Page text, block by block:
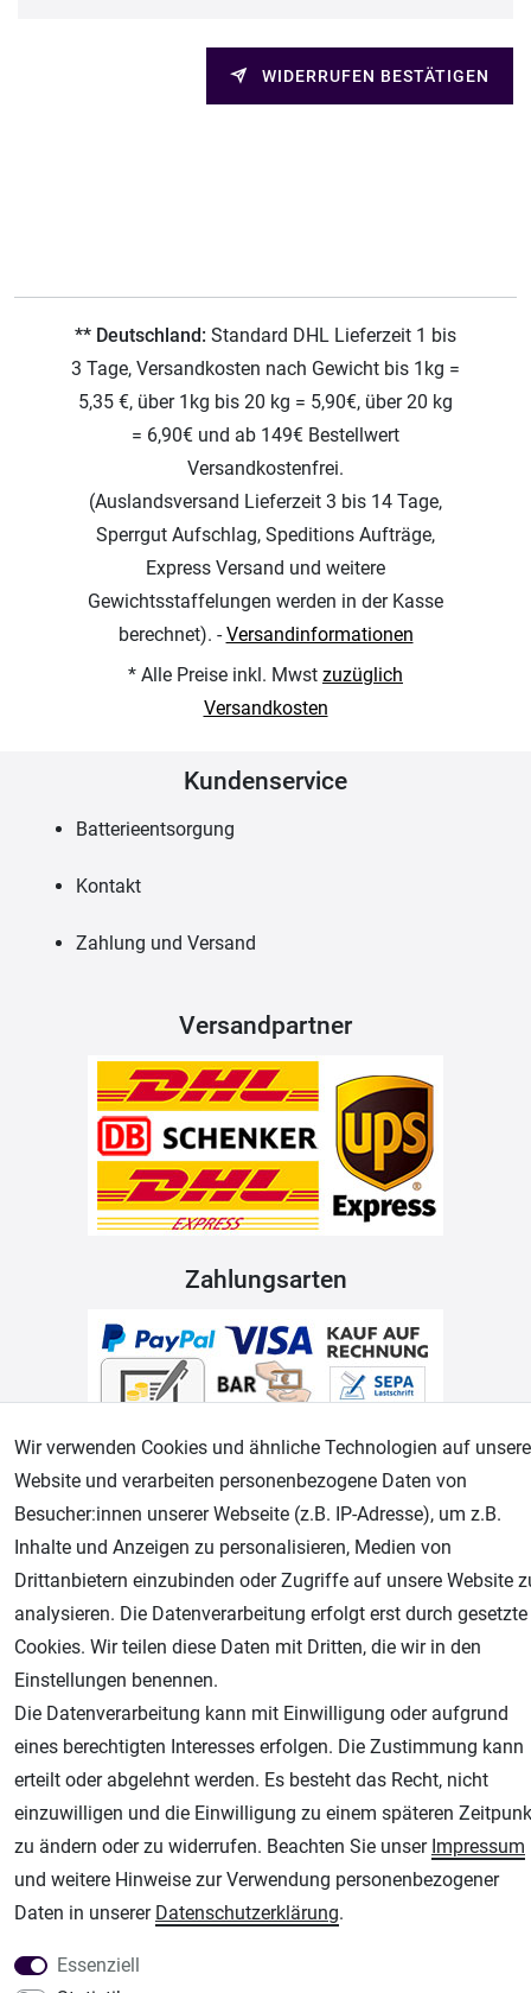
WIDERRUFEN BESTÄTIGEN
** Deutschland: Standard DHL Lieferzeit 1 bis
3 Tage, Versandkosten nach Gewicht bis 1kg =
5,35 €, über 1kg bis 20 kg = 5,90€, über 20 kg
= 6,90€ und ab 149€ Bestellwert
Versandkostenfrei.
(Auslandsversand Lieferzeit 3 bis 14 Tage,
Sperrgut Aufschlag, Speditions Aufträge,
Express Versand und weitere
Gewichtsstaffelungen werden in der Kasse
berechnet). -Versandinformationen
* Alle Preise inkl. Mwst zuzüglich
Versandkosten
Kundenservice
Batterieentsorgung
Kontakt
Zahlung und Versand
Versandpartner
Zahlungsarten
Geprüfter Shop
Airbrush-City
Wir verwenden Cookies und ähnliche Technologien auf
Website und verarbeiten personenbezogene Daten von
Besucher:innen unserer Webseite (z.B. IP-Adresse), um z.B.
Inhalte und Anzeigen zu personalisieren, Medien von
Drittanbietern einzubinden oder Zugriffe auf unsere Website
analysieren. Die Datenverarbeitung erfolgt erst durch gesetzte
Cookies. Wir teilen diese Daten mit Dritten, die wir in den
Einstellungen benennen.
Die Datenverarbeitung kann mit Einwilligung oder aufgrund
eines berechtigten Interesses erfolgen. Die Zustimmung kann
erteilt oder abgelehnt werden. Es besteht das Recht, nicht
einzuwilligen und die Einwilligung zu einem späteren
zu ändern oder zu widerrufen. Beachten Sie unser Impressum
und weitere Hinweise zur Verwendung personenbezogener
Daten in unserer Daten­schutz­erklärung.
Essenziell